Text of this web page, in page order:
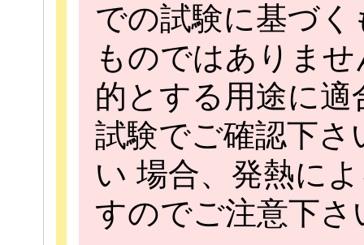
での試験に基づ
ものではありま
的とする用途に
試験でご確認下さ
い 場合、発熱に
すのでご注意下さ